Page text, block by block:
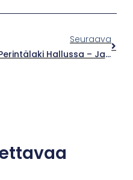
Seuraava
Perintälaki Hallussa – Ja Muut Perintätoimiston Hyödyt Yrityksellesi